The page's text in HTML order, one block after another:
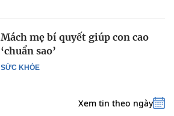
SỨC KHỎE
Mách mẹ bí quyết giúp con cao
‘chuẩn sao’
Xem tin theo ngày